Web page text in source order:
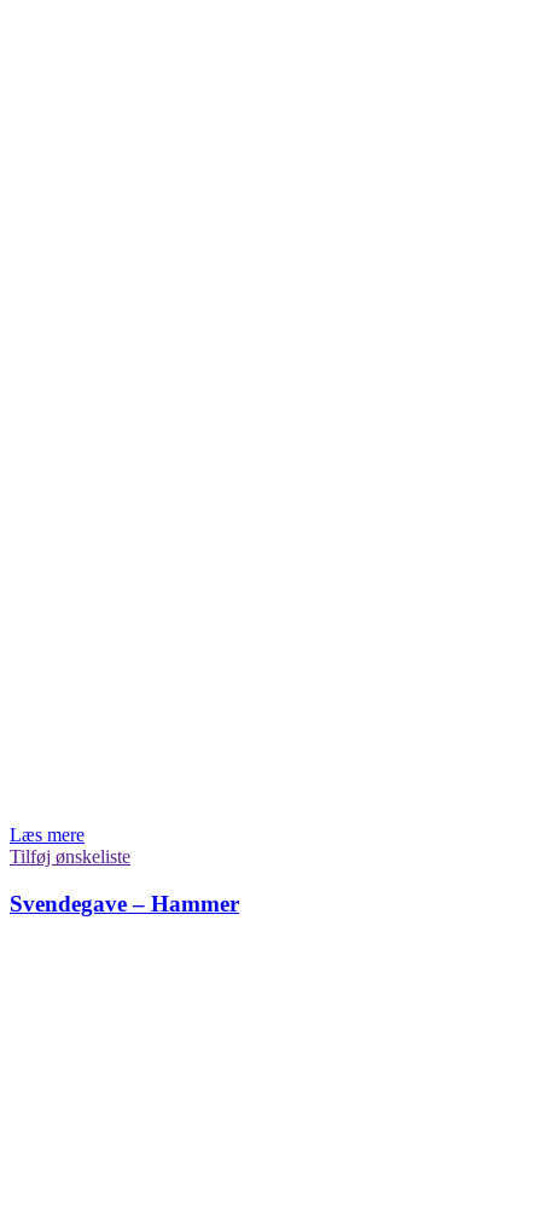
Læs mere
Tilføj ønskeliste
Svendegave – Hammer